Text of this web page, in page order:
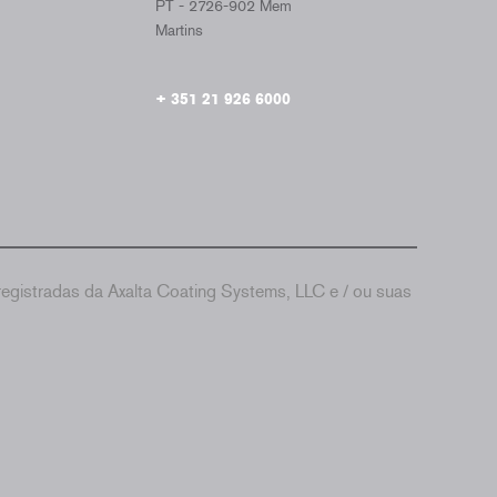
PT - 2726-902 Mem
Martins
+ 351 21 926 6000
da Axalta Coating Systems, LLC e / ou suas